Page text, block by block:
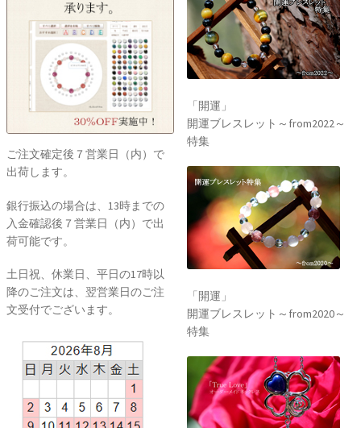
ご注文確定後７営業日（内）で
出荷します。
銀行振込の場合は、13時までの
入金確認後７営業日（内）で出
荷可能です。
土日祝、休業日、平日の17時以
降のご注文は、翌営業日のご注
文受付でございます。
「開運」
開運ブレスレット～from2022～
特集
「開運」
開運ブレスレット～from2020～
特集